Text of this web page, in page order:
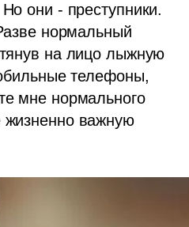
они - преступники.
нормальный
на лицо лыжную
телефоны,
мне нормального
жизненно важную